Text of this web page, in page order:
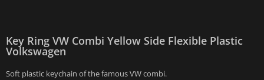
Key Ring VW Combi Yellow Side Flexible Plastic
Volkswagen
Soft plastic keychain of the famous VW combi.